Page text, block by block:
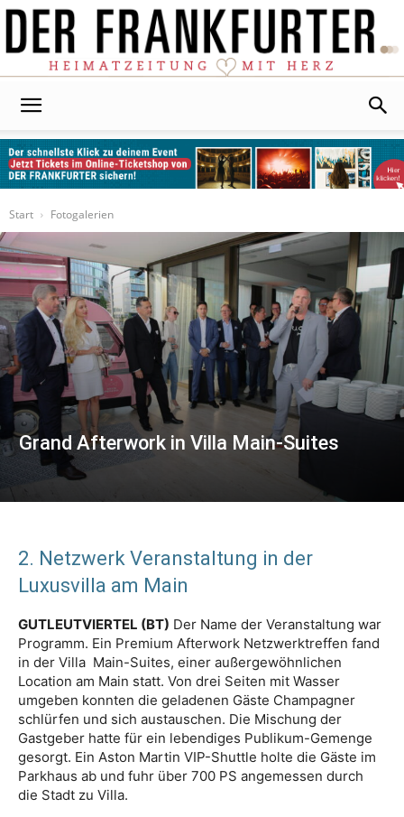
Start
Fotogalerien
Grand Afterwork in Villa Main-Suites
2. Netzwerk Veranstaltung in der
Luxusvilla am Main
GUTLEUTVIERTEL (BT) Der Name der Veranstaltung war
Programm. Ein Premium Afterwork Netzwerktreffen fand
in der Villa Main-Suites, einer außergewöhnlichen
Location am Main statt. Von drei Seiten mit Wasser
umgeben konnten die geladenen Gäste Champagner
schlürfen und sich austauschen. Die Mischung der
Gastgeber hatte für ein lebendiges Publikum-Gemenge
gesorgt. Ein Aston Martin VIP-Shuttle holte die Gäste im
Parkhaus ab und fuhr über 700 PS angemessen durch
die Stadt zu Villa.